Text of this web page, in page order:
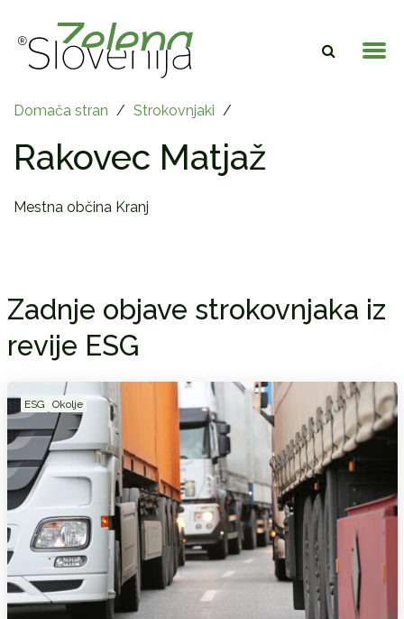
Domača stran / Strokovnjaki /
Rakovec Matjaž
Mestna občina Kranj
Zadnje objave strokovnjaka iz
revije ESG
ESG Okolje